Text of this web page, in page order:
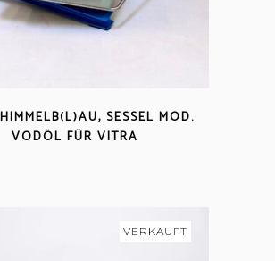
SESSEL MOD.
VODÖL FÜR VITRA
VERKAUFT